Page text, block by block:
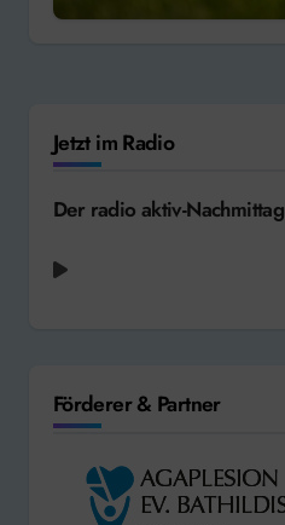
Jetzt im Radio
Der radio aktiv-Nachmittag
Förderer & Partner